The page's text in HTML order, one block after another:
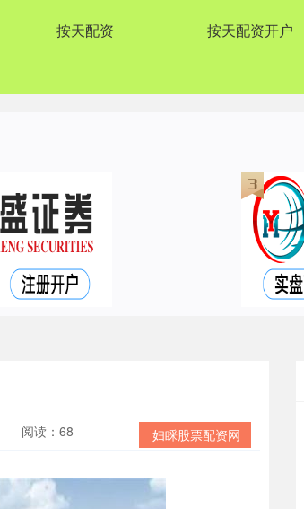
按天配资 按天配资开户
妇睬股票配资网
阅读：68